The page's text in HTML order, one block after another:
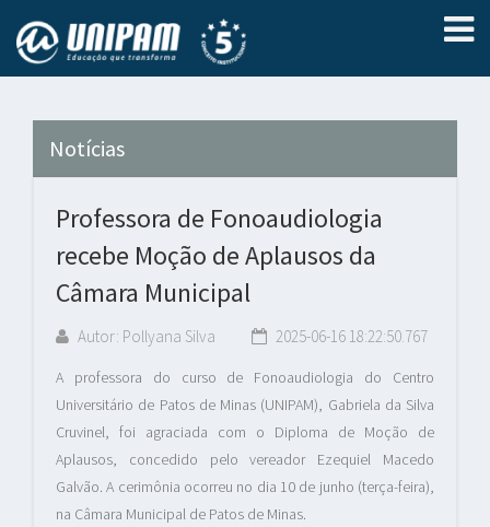
Notícias
Professora de Fonoaudiologia
recebe Moção de Aplausos da
Câmara Municipal
Autor: Pollyana Silva 2025-06-16 18:22:50.767
A professora do curso de Fonoaudiologia do Centro
Universitário de Patos de Minas (UNIPAM), Gabriela da Silva
Cruvinel, foi agraciada com o Diploma de Moção de
Aplausos, concedido pelo vereador Ezequiel Macedo
Galvão. A cerimônia ocorreu no dia 10 de junho (terça-feira),
na Câmara Municipal de Patos de Minas.